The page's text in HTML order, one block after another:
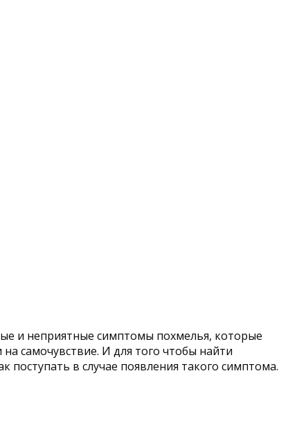
и неприятные симптомы похмелья, которые
самочувствие. И для того чтобы найти
в случае появления такого симптома.